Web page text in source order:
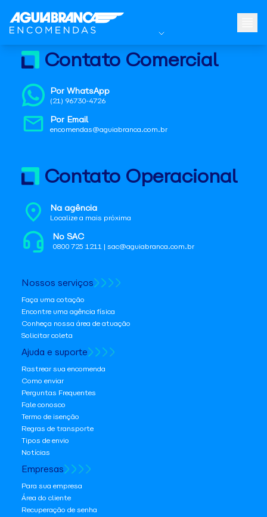
Contato Comercial
Por WhatsApp
(21) 96730-4726
Por Email
encomendas@aguiabranca.com.br
Contato Operacional
Na agência
Localize a mais próxima
No SAC
0800 725 1211 | sac@aguiabranca.com.br
Nossos serviços
Faça uma cotação
Encontre uma agência física
Conheça nossa área de atuação
Solicitar coleta
Ajuda e suporte
Rastrear sua encomenda
Como enviar
Perguntas Frequentes
Fale conosco
Termo de isenção
Regras de transporte
Tipos de envio
Notícias
Empresas
Para sua empresa
Área do cliente
Recuperação de senha